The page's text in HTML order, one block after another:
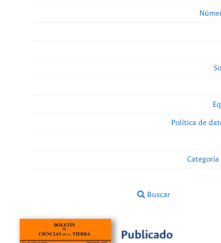
Política de
Buscar
Publicado